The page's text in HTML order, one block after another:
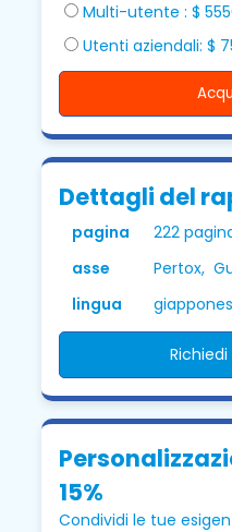
Multi-utente : $
Utenti aziendali: $
Dettagli del
pagina
222
asse
Pertox,
lingua
15%
Condividi le tue